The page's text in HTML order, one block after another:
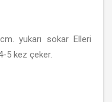
yukarı sokar Elleri
5 kez çeker.